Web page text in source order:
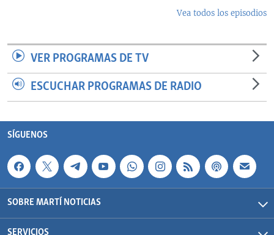
Vea todos los episodios
VER PROGRAMAS DE TV
ESCUCHAR PROGRAMAS DE RADIO
SÍGUENOS
SOBRE MARTÍ NOTICIAS
SERVICIOS